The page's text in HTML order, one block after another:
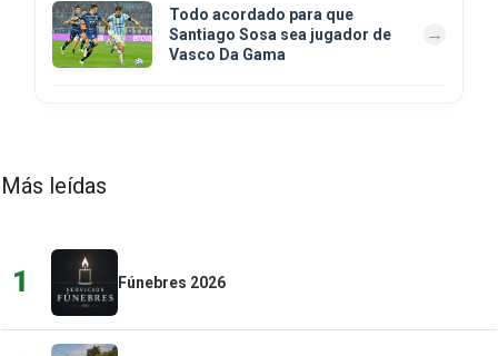
Todo acordado para que
Santiago Sosa sea jugador de
Vasco Da Gama
Más leídas
1 Fúnebres 2026